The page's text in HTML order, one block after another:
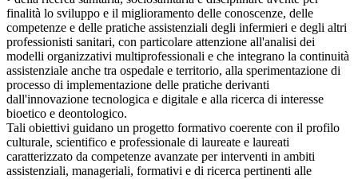
finalità lo sviluppo e il miglioramento delle conoscenze, delle
competenze e delle pratiche assistenziali degli infermieri e degli altri
professionisti sanitari, con particolare attenzione all'analisi dei
modelli organizzativi multiprofessionali e che integrano la continuità
assistenziale anche tra ospedale e territorio, alla sperimentazione di
processo di implementazione delle pratiche derivanti
dall'innovazione tecnologica e digitale e alla ricerca di interesse
bioetico e deontologico.
Tali obiettivi guidano un progetto formativo coerente con il profilo
culturale, scientifico e professionale di laureate e laureati
caratterizzato da competenze avanzate per interventi in ambiti
assistenziali, manageriali, formativi e di ricerca pertinenti alle